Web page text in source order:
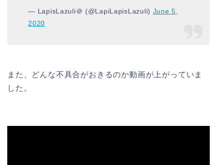
— LapisLazuli＠ (@LapiLapisLazuli) June 5,
2020
また、どんな不具合がおきるのか動画が上がっていま
した。